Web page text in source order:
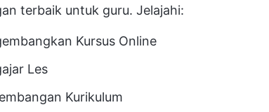
terbaik untuk guru. Jelajahi:
Kursus Online
Les
Kurikulum